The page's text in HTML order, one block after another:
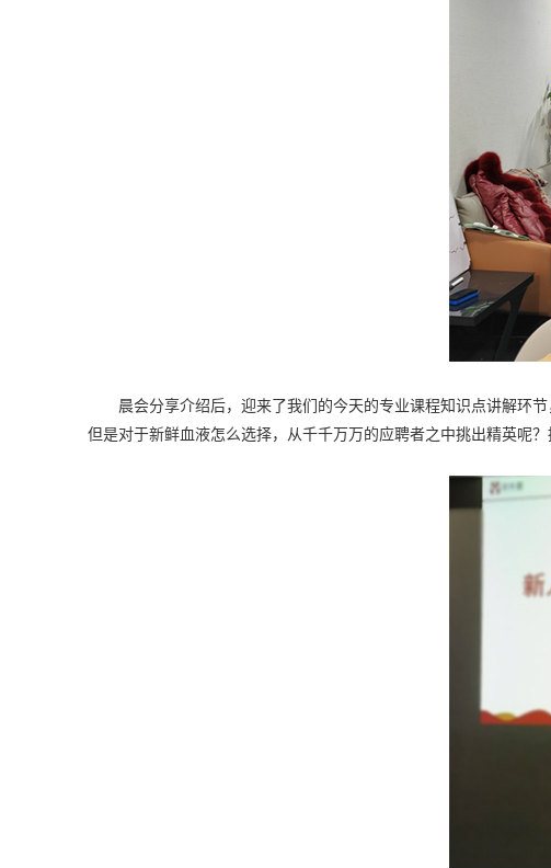
晨会分享介绍后，迎来了我们的今天的专业课程知识点讲解环节
但是对于新鲜血液怎么选择，从千千万万的应聘者之中挑出精英呢